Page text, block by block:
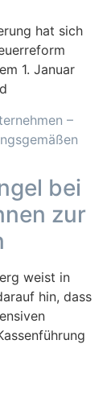
hat sich
1. Januar
bei
zur
weist in
hin, dass